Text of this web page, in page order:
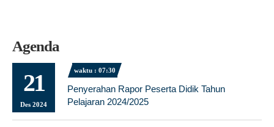
Agenda
21
Des 2024
waktu : 07:30
Penyerahan Rapor Peserta Didik Tahun
Pelajaran 2024/2025